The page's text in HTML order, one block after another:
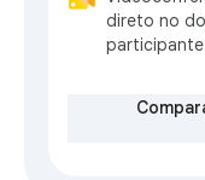
direto no